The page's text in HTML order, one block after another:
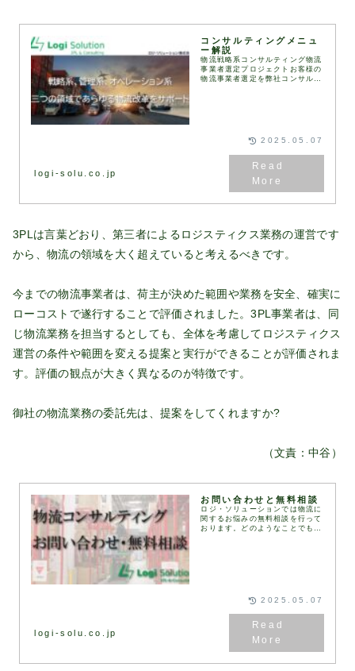
コンサルティングメニュ
ー解説
物流戦略系コンサルティング物流
事業者選定プロジェクトお客様の
物流事業者選定を弊社コンサルタ
logi-solu.co.jp
2025.05.07
3PLは言葉どおり、第三者によるロジスティクス業務の運営です
から、物流の領域を大く超えていると考えるべきです。
今までの物流事業者は、荷主が決めた範囲や業務を安全、確実に
ローコストで遂行することで評価されました。3PL事業者は、同
じ物流業務を担当するとしても、全体を考慮してロジスティクス
運営の条件や範囲を変える提案と実行ができることが評価されま
す。評価の観点が大きく異なるのが特徴です。
御社の物流業務の委託先は、提案をしてくれますか?
（文責：中谷）
お問い合わせと無料相談
ロジ・ソリューションでは物流に
関するお悩みの無料相談を行って
おります。どのようなことでもお
logi-solu.co.jp
2025.05.07